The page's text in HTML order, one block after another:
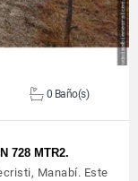
0 Baño(s)
728 MTR2.
Manabí. Este